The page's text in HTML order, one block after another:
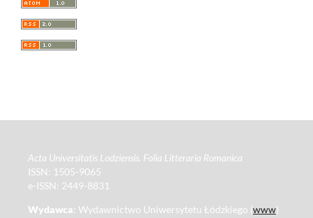
Acta Universitatis Lodziensis. Folia Litteraria Romanica
ISSN: 1505-9065
e-ISSN: 2449-8831
Wydawca: Wydawnictwo Uniwersytetu Łódzkiego (www)